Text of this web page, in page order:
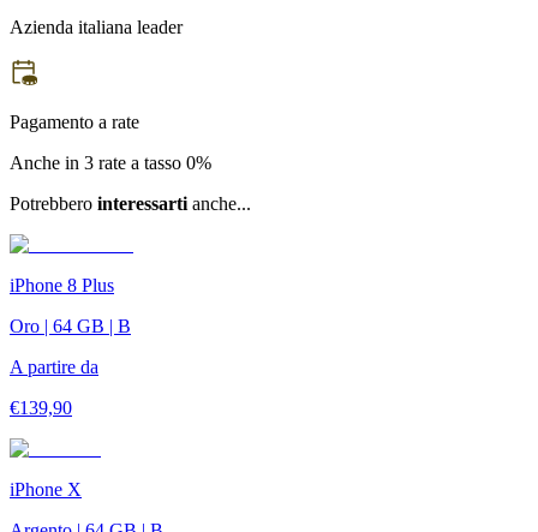
Azienda italiana leader
Pagamento a rate
Anche in 3 rate a tasso 0%
Potrebbero interessarti anche...
iPhone 8 Plus
Oro | 64 GB | B
A partire da
€139,90
iPhone X